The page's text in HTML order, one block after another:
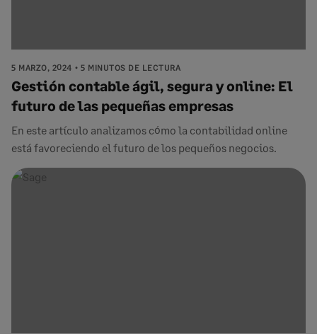
5 MARZO, 2024 5 MINUTOS DE LECTURA
Gestión contable ágil, segura y online: El
futuro de las pequeñas empresas
En este artículo analizamos cómo la contabilidad online
está favoreciendo el futuro de los pequeños negocios.